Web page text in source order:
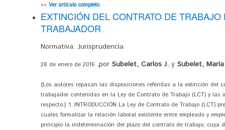
»» Ver artículo completo
EXTINCIÓN DEL CONTRATO DE
TRABAJADOR
Normativa. Jurisprudencia
28 de enero de 2016 ,por Subelet, Carlos J. y Subelet,
{Los autores repasan las disposiciones referidas a la extinción del
trabajador contenidas en la Ley de Contrato de Trabajo (LCT) y
respecto.} 1. INTRODUCCIÓN La Ley de Contrato de Trabajo
cuales formalizar la relación laboral existente entre empleado y
principio la indeterminación del plazo del contrato de trabajo, cuya